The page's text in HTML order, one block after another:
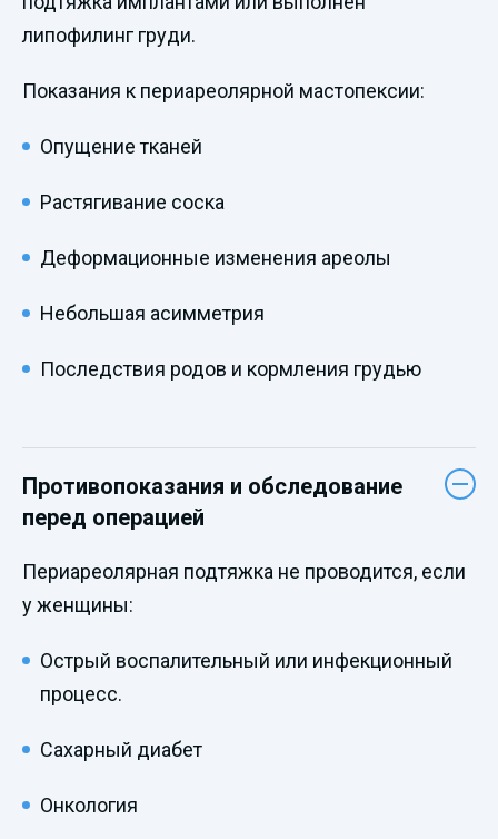
липофилинг груди.
Показания к периареолярной мастопексии:
Опущение тканей
Растягивание соска
Деформационные изменения ареолы
Небольшая асимметрия
Последствия родов и кормления грудью
Противопоказания и обследование
перед операцией
Периареолярная подтяжка не проводится, если
у женщины:
Острый воспалительный или инфекционный
процесс.
Сахарный диабет
Онкология